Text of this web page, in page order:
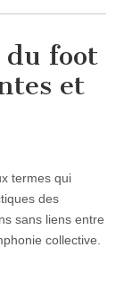
du foot
et
termes qui
des
sans liens entre
collective.